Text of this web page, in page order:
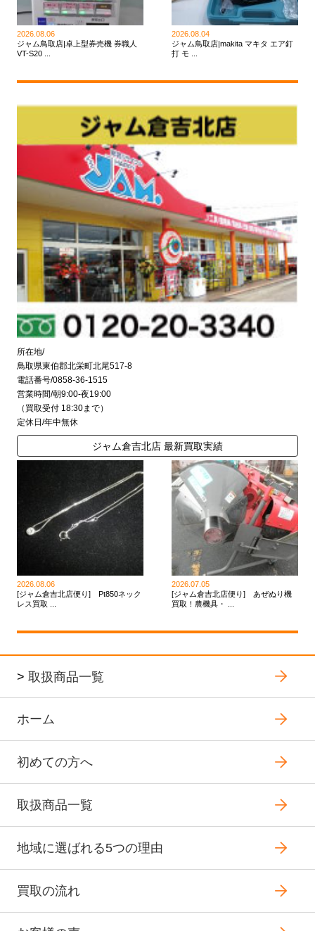
2026.08.06
ジャム鳥取店|卓上型券売機 券職人
VT-S20 ...
2026.08.04
ジャム鳥取店|makita マキタ エア釘
打 モ ...
所在地/
鳥取県東伯郡北栄町北尾517-8
電話番号/0858-36-1515
営業時間/朝9:00-夜19:00
（買取受付 18:30まで）
定休日/年中無休
ジャム倉吉北店 最新買取実績
2026.08.06
[ジャム倉吉北店便り] Pt850ネック
レス買取 ...
2026.07.05
[ジャム倉吉北店便り] あぜぬり機
買取！農機具・ ...
> 取扱商品一覧
ホーム
初めての方へ
取扱商品一覧
地域に選ばれる5つの理由
買取の流れ